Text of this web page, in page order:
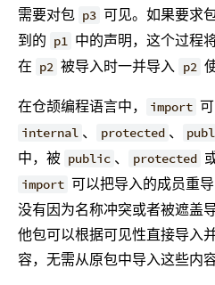
需要对包 p3 可见。如果要求
到的 p1 中的声明，这个过程
在 p2 被导入时一并导入 p2
在仓颉编程语言中， import
internal 、 protected 、
中，被 public 、 protected
import 可以把导入的成员重
没有因为名称冲突或者被遮盖
他包可以根据可见性直接导入
容，无需从原包中导入这些内容